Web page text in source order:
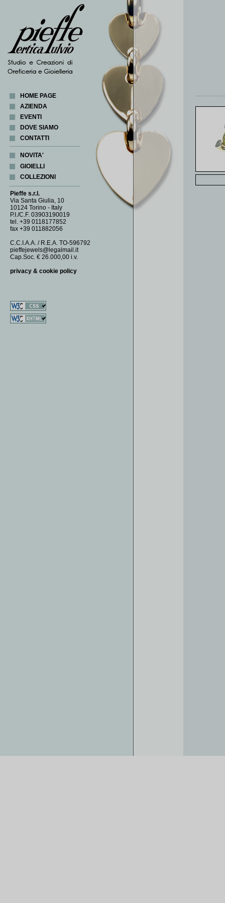
HOME PAGE
AZIENDA
EVENTI
DOVE SIAMO
CONTATTI
NOVITA'
GIOIELLI
ANELLI
BRACCIALI
CIONDOLI
COLLANE
FERMA FOULARD
FERMASOLDI
GEMELLI
MONETE
PORTACHIAVI
COLLEZIONI
ABACUS
CORALLI
COSMOGONIA
CUORE DI LATTA
DOMINO
DOUBLE OO
FAUNA
FIORI
GOLF
ROSETTE
SAUTOIR
Pieffe s.r.l.
Via Santa Giulia, 10
10124 Torino - Italy
P.I./C.F. 03903190019
tel. +39 0118177852
fax +39 011882056
C.C.I.A.A. / R.E.A. TO-596792
pieffejewels@legalmail.it
Cap.Soc. € 26.000,00 i.v.
privacy & cookie policy